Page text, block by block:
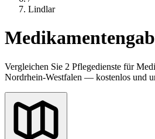
Lindlar
Vergleichen Sie 2 Pflegedienste für
Nordrhein-Westfalen — kostenlos und